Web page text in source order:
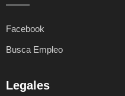
Facebook
Busca Empleo
Legales